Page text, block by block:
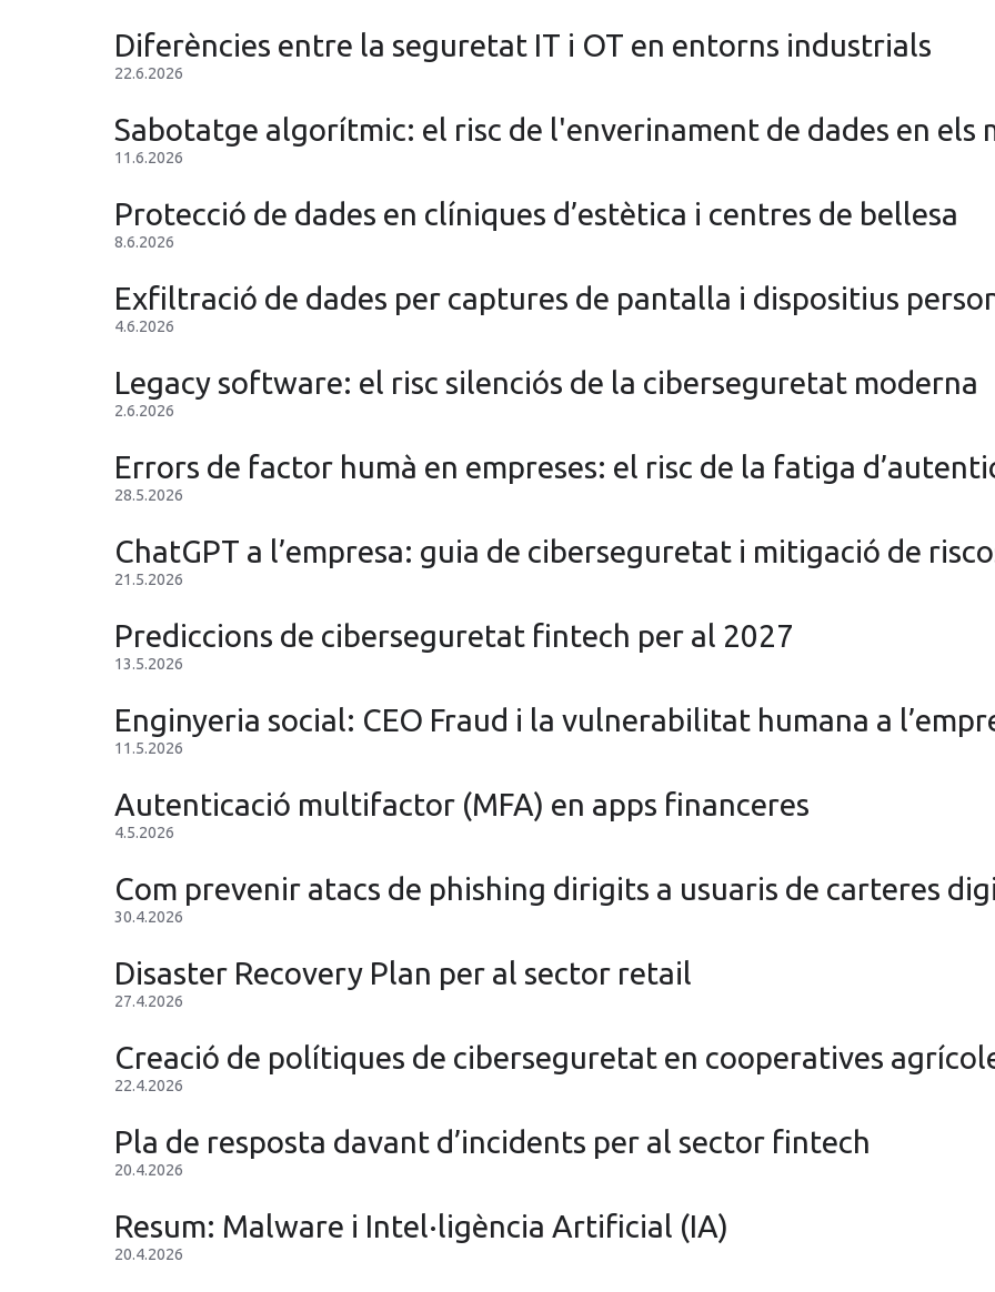
Diferències entre la seguretat IT i OT en entorns industrials
22.6.2026
Sabotatge algorítmic: el risc de l'enverinament de dades en els
11.6.2026
Protecció de dades en clíniques d’estètica i centres de bellesa
8.6.2026
Exfiltració de dades per captures de pantalla i dispositius
4.6.2026
Legacy software: el risc silenciós de la ciberseguretat moderna
2.6.2026
Errors de factor humà en empreses: el risc de la fatiga
28.5.2026
ChatGPT a l’empresa: guia de ciberseguretat i mitigació de
21.5.2026
Prediccions de ciberseguretat fintech per al 2027
13.5.2026
Enginyeria social: CEO Fraud i la vulnerabilitat humana a
11.5.2026
Autenticació multifactor (MFA) en apps financeres
4.5.2026
Com prevenir atacs de phishing dirigits a usuaris de carteres
30.4.2026
Disaster Recovery Plan per al sector retail
27.4.2026
Creació de polítiques de ciberseguretat en cooperatives
22.4.2026
Pla de resposta davant d’incidents per al sector fintech
20.4.2026
Resum: Malware i Intel·ligència Artificial (IA)
20.4.2026